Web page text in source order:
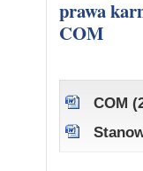
prawa
COM
COM